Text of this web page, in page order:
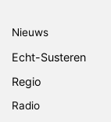
Nieuws
Echt-Susteren
Regio
Radio